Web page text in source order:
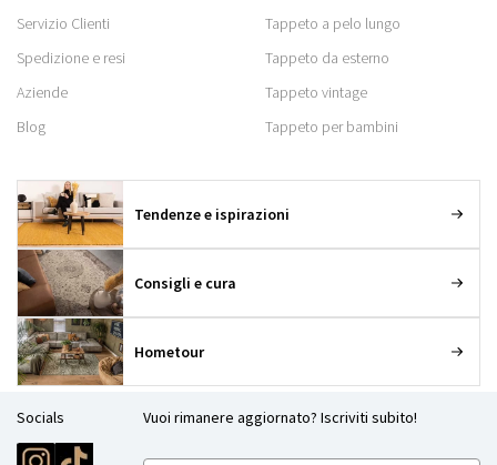
Servizio Clienti
Spedizione e resi
Aziende
Blog
Tappeto a pelo lungo
Tappeto da esterno
Tappeto vintage
Tappeto per bambini
Tendenze e ispirazioni
Consigli e cura
Hometour
Socials Vuoi rimanere aggiornato? Iscriviti subito!